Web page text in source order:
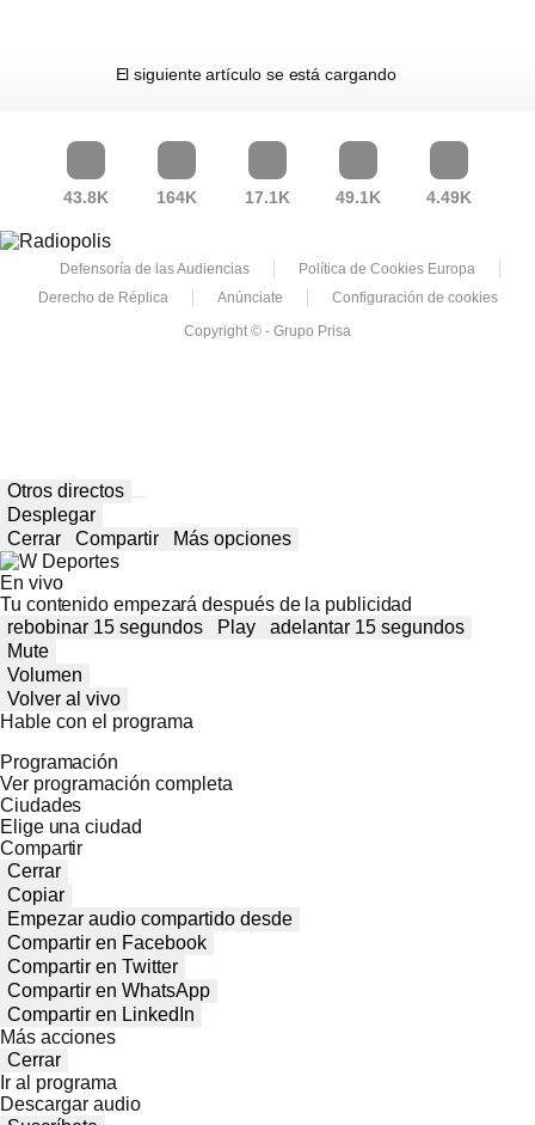
El siguiente artículo se está cargando
43.8K 164K 17.1K 49.1K 4.49K
Defensoría de las Audiencias
Política de Cookies Europa
Derecho de Réplica
Anúnciate
Configuración de cookies
Copyright © - Grupo Prisa
Otros directos
Desplegar
Cerrar
Compartir Más opciones
En vivo
Tu contenido empezará después de la publicidad
rebobinar 15 segundos
Play
adelantar 15 segundos
Mute
Volumen
Volver al vivo
Hable con el programa
Programación
Ver programación completa
Ciudades
Elige una ciudad
Compartir
Cerrar
Copiar
Empezar audio compartido desde
Compartir en Facebook
Compartir en Twitter
Compartir en WhatsApp
Compartir en LinkedIn
Más acciones
Cerrar
Ir al programa
Descargar audio